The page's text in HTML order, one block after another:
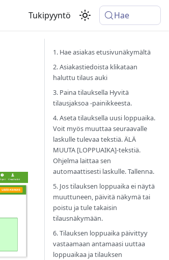
Tukipyyntö Hae
1. Hae asiakas etusivunäkymältä
2. Asiakastiedoista klikataan
haluttu tilaus auki
3. Paina tilauksella Hyvitä
tilausjaksoa -painikkeesta.
4. Aseta tilauksella uusi loppuaika.
Voit myös muuttaa seuraavalle
laskulle tulevaa tekstiä. ÄLÄ
MUUTA [LOPPUAIKA]-tekstiä.
Ohjelma laittaa sen
automaattisesti laskulle. Tallenna.
5. Jos tilauksen loppuaika ei näytä
muuttuneen, päivitä näkymä tai
poistu ja tule takaisin
tilausnäkymään.
6. Tilauksen loppuaika päivittyy
vastaamaan antamaasi uuttaa
loppuaikaa ja tilauksen